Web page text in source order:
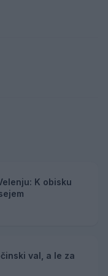
K obisku
val, a le za